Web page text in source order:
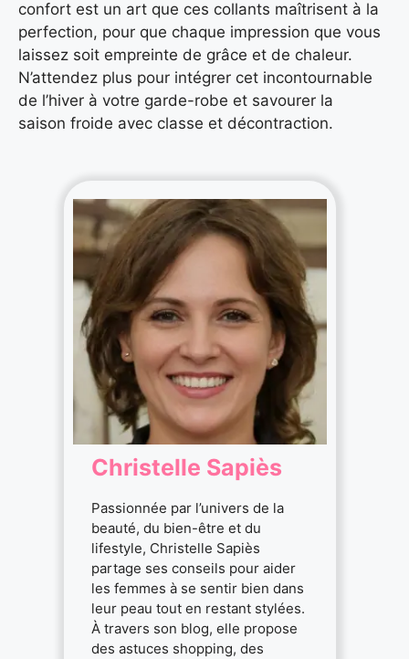
confort est un art que ces collants maîtrisent à la
perfection, pour que chaque impression que vous
laissez soit empreinte de grâce et de chaleur.
N’attendez plus pour intégrer cet incontournable
de l’hiver à votre garde-robe et savourer la
saison froide avec classe et décontraction.
Christelle Sapiès
Passionnée par l’univers de la
beauté, du bien-être et du
lifestyle, Christelle Sapiès
partage ses conseils pour aider
les femmes à se sentir bien dans
leur peau tout en restant stylées.
À travers son blog, elle propose
des astuces shopping, des